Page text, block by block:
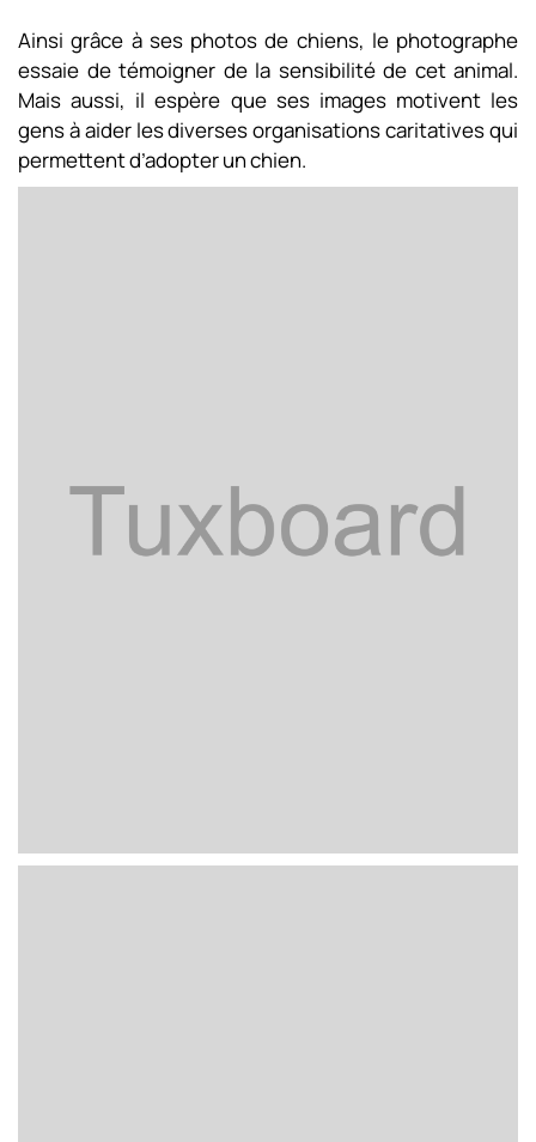
Ainsi grâce à ses photos de chiens, le photographe
essaie de témoigner de la sensibilité de cet animal.
Mais aussi, il espère que ses images motivent les
gens à aider les diverses organisations caritatives qui
permettent d’adopter un chien.